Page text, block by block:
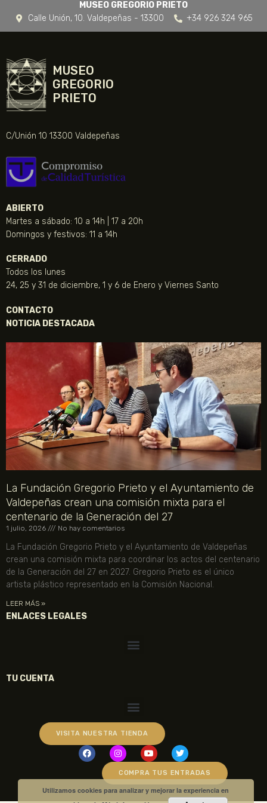
MUSEO GREGORIO PRIETO
Calle Unión, 10. Valdepeñas - 13300
+34 926 324 965
MUSEO
GREGORIO
PRIETO
C/Unión 10 13300 Valdepeñas
ABIERTO
Martes a sábado: 10 a 14h | 17 a 20h
Domingos y festivos: 11 a 14h
CERRADO
Todos los lunes
24, 25 y 31 de diciembre, 1 y 6 de Enero y Viernes Santo
CONTACTO
NOTICIA DESTACADA
La Fundación Gregorio Prieto y el Ayuntamiento de
Valdepeñas crean una comisión mixta para el
centenario de la Generación del 27
1 julio, 2026 No hay comentarios
La Fundación Gregorio Prieto y el Ayuntamiento de Valdepeñas
crean una comisión mixta para coordinar los actos del centenario
de la Generación del 27 en 2027. Gregorio Prieto es el único
artista plástico representado en la Comisión Nacional.
LEER MÁS »
ENLACES LEGALES
TU CUENTA
VISITA NUESTRA TIENDA
COMPRA TUS ENTRADAS
Utilizamos cookies para analizar y mejorar la experiencia en